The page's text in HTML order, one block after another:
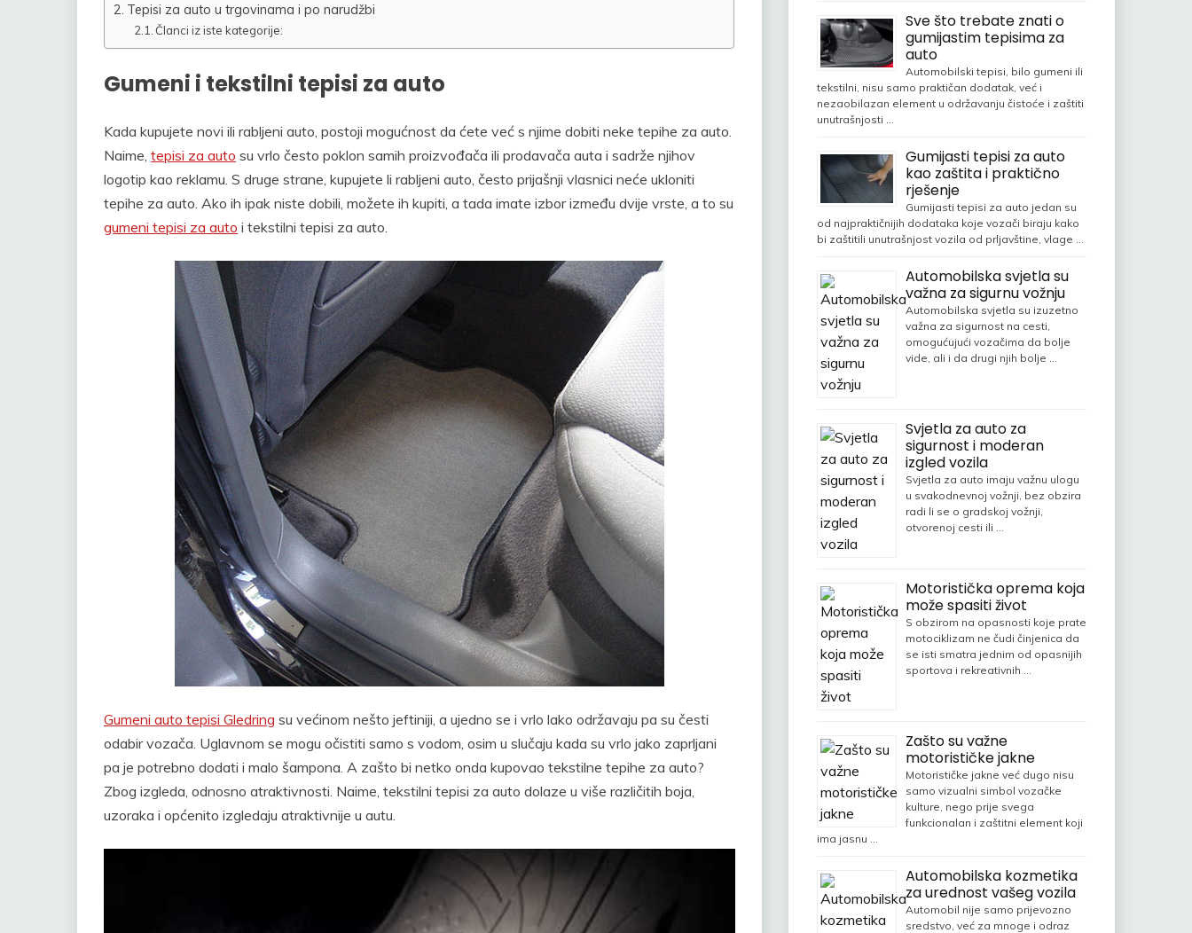
Tepisi za auto u trgovinama i po narudžbi
Članci iz iste kategorije:
Gumeni i tekstilni tepisi za auto
Kada kupujete novi ili rabljeni auto, postoji mogućnost da ćete već s njime dobiti neke tepihe za auto.
Naime, tepisi za auto su vrlo često poklon samih proizvođača ili prodavača auta i sadrže njihov
logotip kao reklamu. S druge strane, kupujete li rabljeni auto, često prijašnji vlasnici neće ukloniti
tepihe za auto. Ako ih ipak niste dobili, možete ih kupiti, a tada imate izbor između dvije vrste, a to su
gumeni tepisi za auto i tekstilni tepisi za auto.
Gumeni auto tepisi Gledring su većinom nešto jeftiniji, a ujedno se i vrlo lako održavaju pa su česti
odabir vozača. Uglavnom se mogu očistiti samo s vodom, osim u slučaju kada su vrlo jako zaprljani
pa je potrebno dodati i malo šampona. A zašto bi netko onda kupovao tekstilne tepihe za auto?
Zbog izgleda, odnosno atraktivnosti. Naime, tekstilni tepisi za auto dolaze u više različitih boja,
uzoraka i općenito izgledaju atraktivnije u autu.
Sve što trebate znati o
gumijastim tepisima za
auto
Automobilski tepisi, bilo gumeni ili
tekstilni, nisu samo praktičan dodatak, već i
nezaobilazan element u održavanju čistoće i zaštiti
unutrašnjosti …
Gumijasti tepisi za auto
kao zaštita i praktično
rješenje
Gumijasti tepisi za auto jedan su
od najpraktičnijih dodataka koje vozači biraju kako
bi zaštitili unutrašnjost vozila od prljavštine, vlage …
Automobilska svjetla su
važna za sigurnu vožnju
Automobilska svjetla su izuzetno
važna za sigurnost na cesti,
omogućujući vozačima da bolje
vide, ali i da drugi njih bolje …
Svjetla za auto za
sigurnost i moderan
izgled vozila
Svjetla za auto imaju važnu ulogu
u svakodnevnoj vožnji, bez obzira
radi li se o gradskoj vožnji,
otvorenoj cesti ili …
Motoristička oprema koja
može spasiti život
S obzirom na opasnosti koje prate
motociklizam ne čudi činjenica da
se isti smatra jednim od opasnijih
sportova i rekreativnih …
Zašto su važne
motorističke jakne
Motorističke jakne već dugo nisu
samo vizualni simbol vozačke
kulture, nego prije svega
funkcionalan i zaštitni element koji
ima jasnu …
Automobilska kozmetika
za urednost vašeg vozila
Automobil nije samo prijevozno
sredstvo, već za mnoge i odraz